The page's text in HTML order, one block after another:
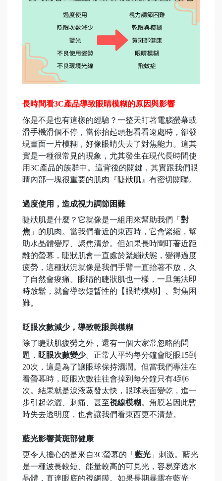
長時間看3C產品導致眼睛模糊的原因與影響
你是不是也有這樣的經驗？一整天盯著電腦螢幕或
滑手機滑個不停，當你抬起頭想看看遠處時，卻發
現畫面一片模糊，好像眼睛失去了對焦能力。這其
實是一種很常見的現象，尤其發生在現代長時間使
用3C產品的族群中。這背後的關鍵，其實跟我們眼
睛內部一塊很重要的肌肉『 睫狀肌』有密切關聯。
過度使用，造成視力調節困難
睫狀肌是什麼？它就像是一組用來幫助我們「 對
焦 」的肌肉。當我們看近的東西時，它會緊縮，幫
助水晶體變厚、聚焦清楚。但如果長時間盯著近距
離的螢幕，睫狀肌會一直處於緊繃狀態，變得過度
疲勞，這種狀況就像是我們手臂一直抬著不放，久
了自然會痠痛。眼睛的睫狀肌也一樣，一旦無法即
時放鬆，就會導致短暫性的【眼睛模糊】、對焦困
難。
眨眼次數減少，導致乾眼與模糊
除了睫狀肌疲勞之外，還有一個大家常忽略的問
題， 眨眼次數變少。正常人平均每分鐘會眨眼15到
20次，這是為了讓眼球保持濕潤。但當我們專注在
看螢幕時，眨眼次數往往會掉到每分鐘只有4到6
次。結果就是淚液蒸發太快，眼球表面變乾，進一
步引起乾澀、刺痛、甚至視線模糊。角膜若因此暫
時失去透明度，也會讓我們看東西更不清楚。
藍光影響黃斑部健康
更令人擔心的是來自3C螢幕的「 藍光 」刺激。藍光
是一種波長較短、能量較高的可見光，容易穿透水
晶體，直達眼底的視網膜。如果長期暴露在藍光